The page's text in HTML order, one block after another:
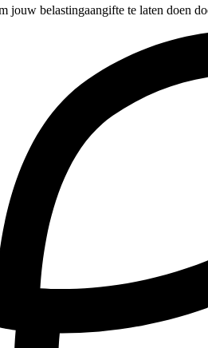
jouw belastingaangifte te laten doen